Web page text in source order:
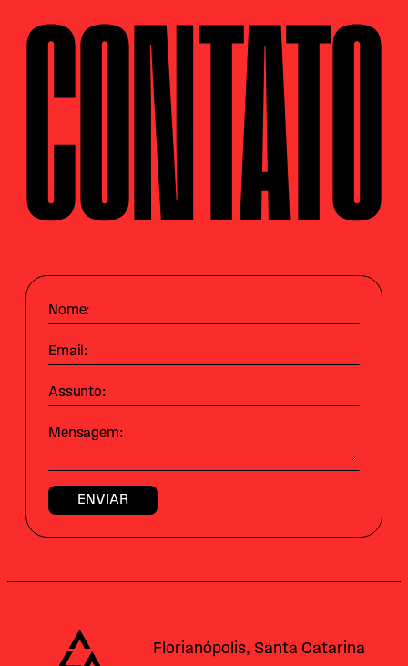
CONTATO
Nome:
Email:
Assunto:
Mensagem:
Alataj
Florianópolis, Santa Catarina